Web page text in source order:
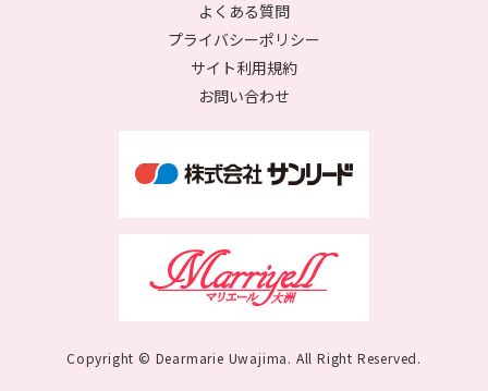
よくある質問
プライバシーポリシー
サイト利用規約
お問い合わせ
Copyright © Dearmarie Uwajima. All Right Reserved.